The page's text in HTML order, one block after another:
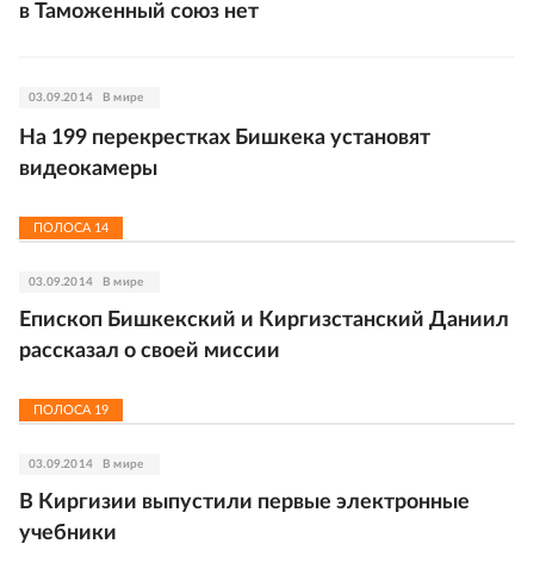
в Таможенный союз нет
03.09.2014 В мире
На 199 перекрестках Бишкека установят
видеокамеры
ПОЛОСА 14
03.09.2014 В мире
Епископ Бишкекский и Киргизстанский Даниил
рассказал о своей миссии
ПОЛОСА 19
03.09.2014 В мире
В Киргизии выпустили первые электронные
учебники